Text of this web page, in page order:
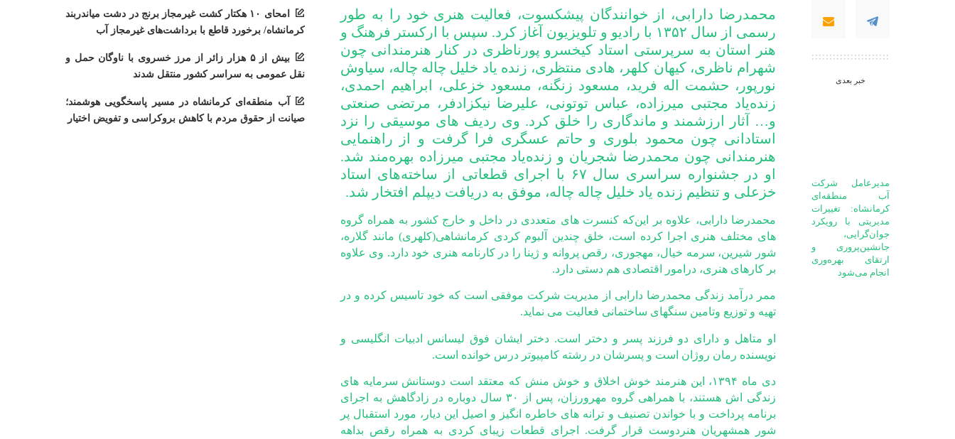
خبر بعدی
مدیرعامل شرکت
آب منطقه‌ای
کرمانشاه: تغییرات
مدیریتی با رویکرد
جوان‌گرایی،
جانشین‌پروری و
ارتقای بهره‌وری
انجام می‌شود
محمدرضا دارابی، از خوانندگان پیشکسوت، فعالیت‌ هنری خود را به طور
رسمی از سال ۱۳۵۲ با رادیو و تلویزیون آغاز کرد. سپس با ارکستر فرهنگ و
هنر استان به سرپرستی استاد کیخسرو پورناظری در کنار‌ هنرمندانی چون
شهرام ناظری، کیهان کلهر، هادی منتظری، زنده یاد خلیل چاله چاله، سیاوش
نورپور، حشمت اله فرید، مسعود زنگنه، مسعود خزعلی، ابراهیم احمدی،
زنده‌یاد مجتبی میرزاده، عباس توتونی، علیرضا نیکزادفر، مرتضی صنعتی
و… آثار ارزشمند و ماندگاری را خلق کرد. وی ردیف های موسیقی را نزد
استادانی چون محمود بلوری و حاتم عسگری فرا گرفت و از راهنمایی
هنرمندانی چون محمدرضا شجریان و زنده‌یاد مجتبی میرزاده بهره‌مند شد.
او در جشنواره سراسری سال ۶۷ با اجرای قطعاتی از ساخته‌های استاد
خزعلی و تنظیم زنده یاد خلیل چاله چاله، موفق به دریافت دیپلم افتخار شد.
محمدرضا دارابی، علاوه بر این‌که کنسرت های متعددی در داخل و خارج کشور به همراه گروه
های مختلف هنری اجرا کرده است، خلق چندین آلبوم کردی کرمانشاهی(کلهری) مانند گلاره،
شور شیرین، سرمه خیال، مهجوری، رقص پروانه و ژینا را در کارنامه هنری خود دارد. وی علاوه
بر کارهای هنری، درامور اقتصادی هم دستی دارد.
ممر درآمد زندگی محمدرضا دارابی از مدیریت شرکت موفقی است که خود تاسیس کرده و در
تهیه و توزیع وتامین سنگهای ساختمانی فعالیت می نماید.
او متاهل و دارای دو فرزند پسر و دختر است. دختر ایشان فوق لیسانس ادبیات انگلیسی و
نویسنده رمان روژان است و پسرشان در رشته کامپیوتر درس خوانده است.
دی ماه ۱۳۹۴، این هنرمند خوش اخلاق و خوش منش که معتقد است دوستانش سرمایه های
زندگی اش هستند، با همراهی گروه مهرورزان، پس از ۳۰ سال دوباره در زادگاهش به اجرای
برنامه پرداخت و با خواندن تصنیف و ترانه های خاطره انگیز و اصیل این دیار، مورد استقبال پر
شور همشهریان هنردوست قرار گرفت. اجرای قطعات زیبای کردی به همراه رقص بداهه
امحای ۱۰ هکتار کشت غیرمجاز برنج در دشت میاندربند
کرمانشاه/ برخورد قاطع با برداشت‌های غیرمجاز آب
بیش از ۵ هزار زائر از مرز خسروی با ناوگان حمل‌ و
نقل عمومی به سراسر کشور منتقل شدند
آب منطقه‌ای کرمانشاه در مسیر پاسخگویی هوشمند؛
صیانت از حقوق مردم با کاهش بروکراسی و تفویض اختیار